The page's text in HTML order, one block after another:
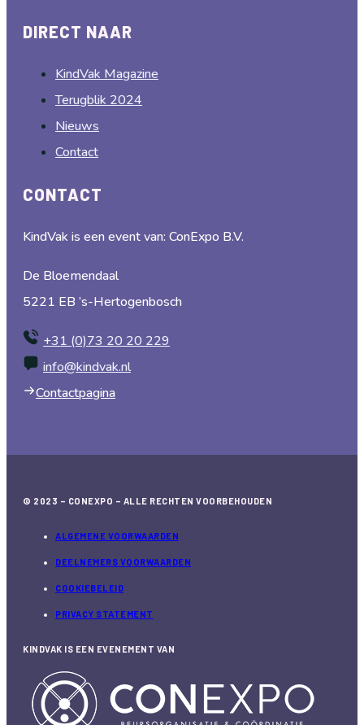
DIRECT NAAR
KindVak Magazine
Terugblik 2024
Nieuws
Contact
CONTACT
KindVak is een event van: ConExpo B.V.
De Bloemendaal
5221 EB ’s-Hertogenbosch
+31 (0)73 20 20 229
info@kindvak.nl
Contactpagina
© 2023 – CONEXPO – ALLE RECHTEN VOORBEHOUDEN
ALGEMENE VOORWAARDEN
DEELNEMERS VOORWAARDEN
COOKIEBELEID
PRIVACY STATEMENT
KINDVAK IS EEN EVENEMENT VAN